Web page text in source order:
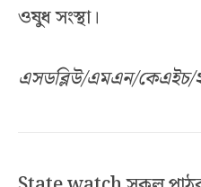
ওষুধ সংস্থা।
এসডব্লিউ/এমএন/